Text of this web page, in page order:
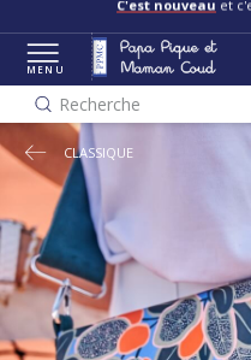
C'est nouveau et
MENU
Recherche
CLASSIQUE